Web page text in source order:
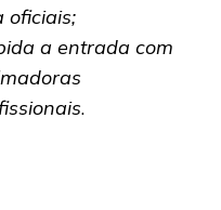
oficiais;
a entrada com
.